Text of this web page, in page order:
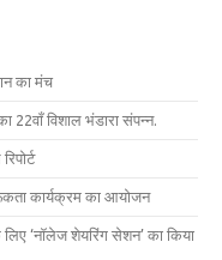
का मंच
22वाँ विशाल भंडारा संपन्न.
कार्यक्रम का आयोजन
‘नॉलेज शेयरिंग सेशन’ का किया